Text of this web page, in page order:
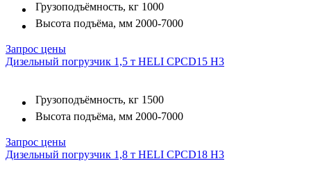
Грузоподъёмность, кг 1000
Высота подъёма, мм 2000-7000
Запрос цены
Дизельный погрузчик 1,5 т HELI CPСD15 H3
Грузоподъёмность, кг 1500
Высота подъёма, мм 2000-7000
Запрос цены
Дизельный погрузчик 1,8 т HELI CPСD18 H3